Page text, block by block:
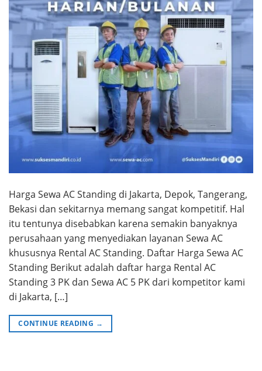
Harga Sewa AC Standing di Jakarta, Depok, Tangerang,
Bekasi dan sekitarnya memang sangat kompetitif. Hal
itu tentunya disebabkan karena semakin banyaknya
perusahaan yang menyediakan layanan Sewa AC
khususnya Rental AC Standing. Daftar Harga Sewa AC
Standing Berikut adalah daftar harga Rental AC
Standing 3 PK dan Sewa AC 5 PK dari kompetitor kami
di Jakarta, […]
CONTINUE READING →